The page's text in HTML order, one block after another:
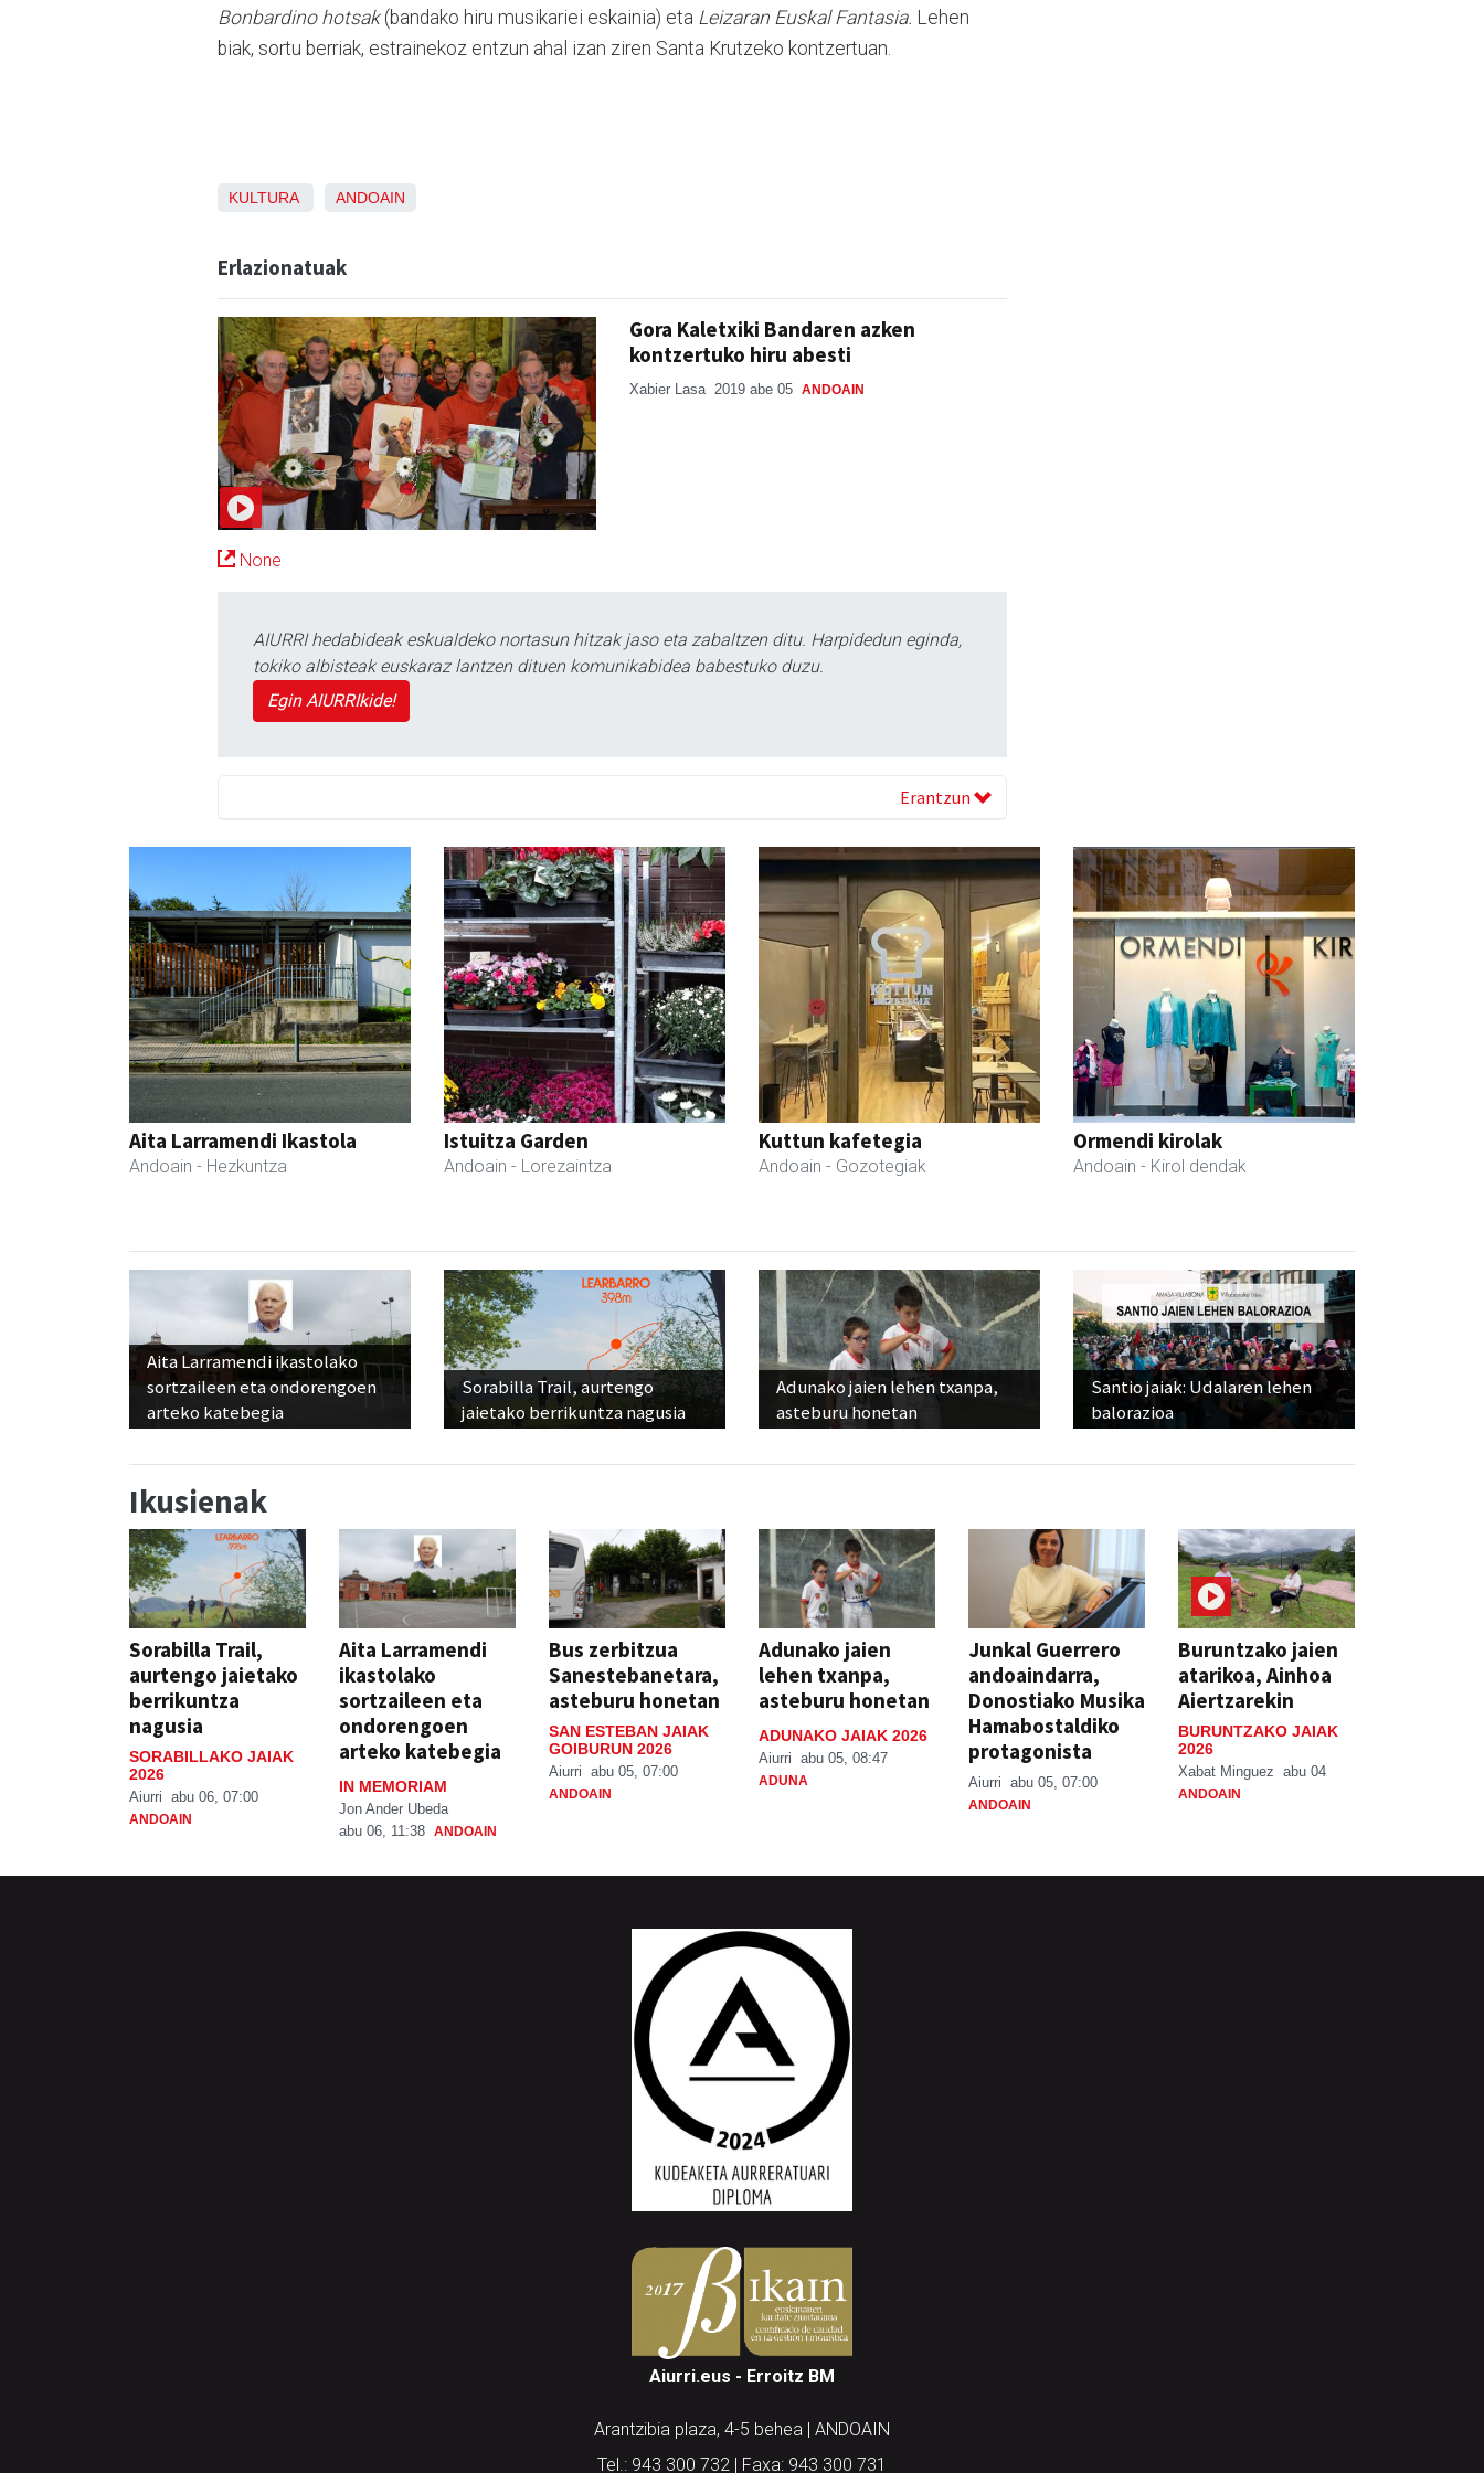
Bonbardino hotsak(bandako hiru musikariei eskainia) eta Leizaran Euskal Fantasia. Lehen
biak, sortu berriak, estrainekoz entzun ahal izan ziren Santa Krutzeko kontzertuan.
KULTURA ANDOAIN
Erlazionatuak
Gora Kaletxiki Bandaren azken
kontzertuko hiru abesti
Xabier Lasa 2019 abe 05 ANDOAIN
None
AIURRI hedabideak eskualdeko nortasun hitzak jaso eta zabaltzen ditu. Harpidedun eginda,
tokiko albisteak euskaraz lantzen dituen komunikabidea babestuko duzu.
Egin AIURRIkide!
Erantzun
Aita Larramendi Ikastola
Andoain - Hezkuntza
Istuitza Garden
Andoain - Lorezaintza
Kuttun kafetegia
Andoain - Gozotegiak
Ormendi kirolak
Andoain - Kirol dendak
Aita Larramendi ikastolako
sortzaileen eta ondorengoen
arteko katebegia
Sorabilla Trail, aurtengo
jaietako berrikuntza nagusia
Adunako jaien lehen txanpa,
asteburu honetan
Santio jaiak: Udalaren lehen
balorazioa
Ikusienak
Sorabilla Trail,
aurtengo jaietako
berrikuntza
nagusia
SORABILLAKO JAIAK
2026
Aiurri abu 06, 07:00
ANDOAIN
Aita Larramendi
ikastolako
sortzaileen eta
ondorengoen
arteko katebegia
IN MEMORIAM
Jon Ander Ubeda
abu 06, 11:38 ANDOAIN
Bus zerbitzua
Sanestebanetara,
asteburu honetan
SAN ESTEBAN JAIAK
GOIBURUN 2026
Aiurri abu 05, 07:00
ANDOAIN
Adunako jaien
lehen txanpa,
asteburu honetan
ADUNAKO JAIAK 2026
Aiurri abu 05, 08:47
ADUNA
Junkal Guerrero
andoaindarra,
Donostiako Musika
Hamabostaldiko
protagonista
Aiurri abu 05, 07:00
ANDOAIN
Buruntzako jaien
atarikoa, Ainhoa
Aiertzarekin
BURUNTZAKO JAIAK
2026
Xabat Minguez abu 04
ANDOAIN
Aiurri.eus - Erroitz BM
Arantzibia plaza, 4-5 behea | ANDOAIN
Tel.: 943 300 732 | Faxa: 943 300 731